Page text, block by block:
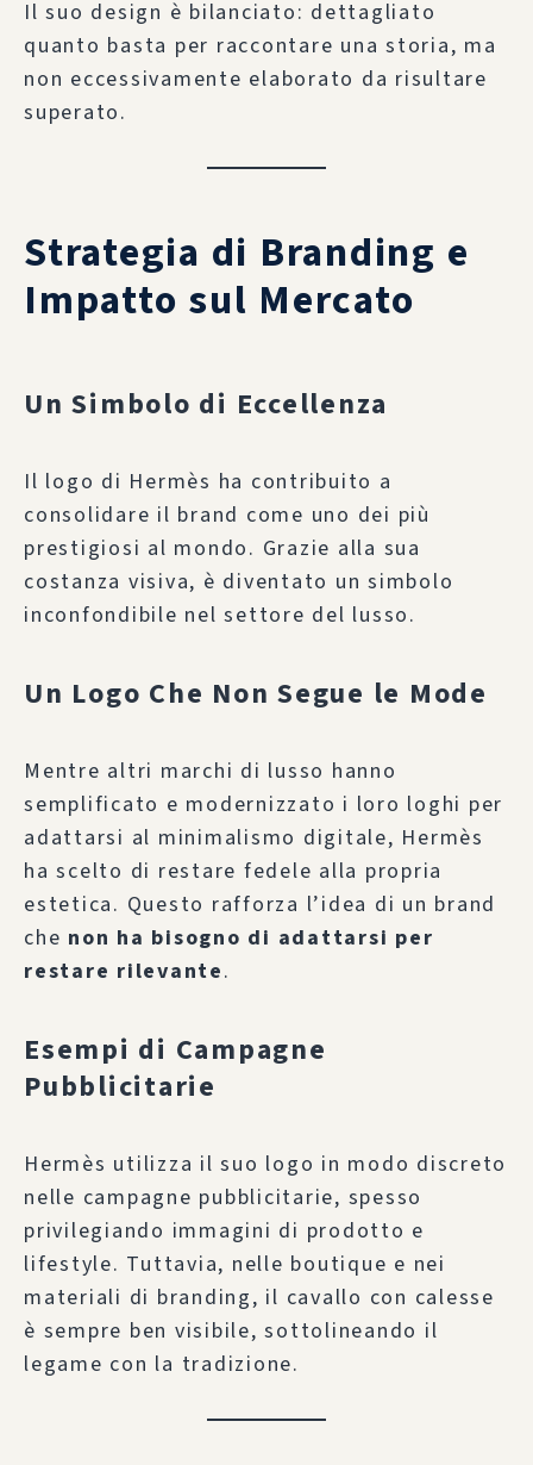
Il suo design è bilanciato: dettagliato
quanto basta per raccontare una storia, ma
non eccessivamente elaborato da risultare
superato.
Strategia di Branding e
Impatto sul Mercato
Un Simbolo di Eccellenza
Il logo di Hermès ha contribuito a
consolidare il brand come uno dei più
prestigiosi al mondo. Grazie alla sua
costanza visiva, è diventato un simbolo
inconfondibile nel settore del lusso.
Un Logo Che Non Segue le Mode
Mentre altri marchi di lusso hanno
semplificato e modernizzato i loro loghi per
adattarsi al minimalismo digitale, Hermès
ha scelto di restare fedele alla propria
estetica. Questo rafforza l’idea di un brand
che non ha bisogno di adattarsi per
restare rilevante.
Esempi di Campagne
Pubblicitarie
Hermès utilizza il suo logo in modo discreto
nelle campagne pubblicitarie, spesso
privilegiando immagini di prodotto e
lifestyle. Tuttavia, nelle boutique e nei
materiali di branding, il cavallo con calesse
è sempre ben visibile, sottolineando il
legame con la tradizione.